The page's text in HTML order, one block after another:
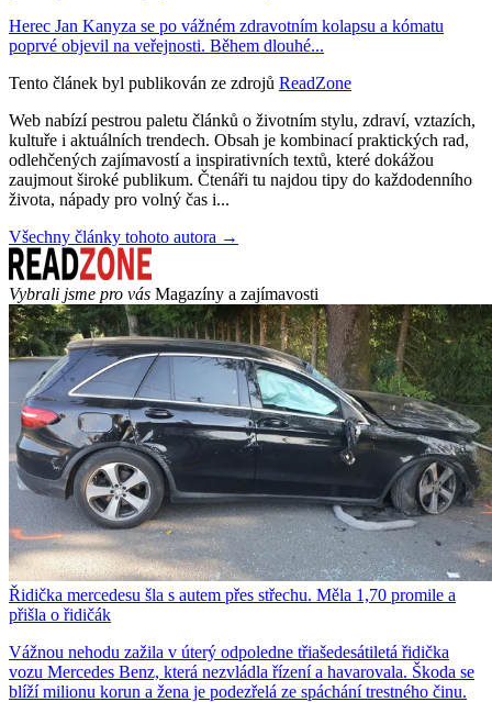
Herec Jan Kanyza se po vážném zdravotním kolapsu a kómatu
poprvé objevil na veřejnosti. Během dlouhé...
Tento článek byl publikován ze zdrojů ReadZone
Web nabízí pestrou paletu článků o životním stylu, zdraví, vztazích,
kultuře i aktuálních trendech. Obsah je kombinací praktických rad,
odlehčených zajímavostí a inspirativních textů, které dokážou
zaujmout široké publikum. Čtenáři tu najdou tipy do každodenního
života, nápady pro volný čas i...
Všechny články tohoto autora →
Vybrali jsme pro vás Magazíny a zajímavosti
Řidička mercedesu šla s autem přes střechu. Měla 1,70 promile a
přišla o řidičák
Vážnou nehodu zažila v úterý odpoledne třiašedesátiletá řidička
vozu Mercedes Benz, která nezvládla řízení a havarovala. Škoda se
blíží milionu korun a žena je podezřelá ze spáchání trestného činu.